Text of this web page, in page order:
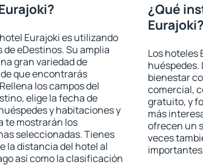
Eurajoki es utilizando
eDestinos. Su amplia
gran variedad de
que encontrarás
los campos del
elige la fecha de
y habitaciones y
te mostrarán los
seleccionadas. Tienes
la distancia del hotel al
así como la clasificación
¿Qué
Eurajoki?
Los hoteles
huéspedes.
bienestar
comercial,
gratuito, y
más
ofrecen un
veces